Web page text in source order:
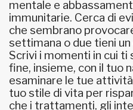
mentale e
immunitarie. Cerca di
che sembrano
settimana o due tieni
Scrivi i momenti in cui
fine, insieme, con il tuo
esaminare le tue
tuo stile di vita per
che i trattamenti, gli